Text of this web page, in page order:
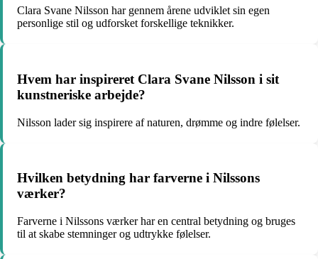
Clara Svane Nilsson har gennem årene udviklet sin egen
personlige stil og udforsket forskellige teknikker.
Hvem har inspireret Clara Svane Nilsson i sit
kunstneriske arbejde?
Nilsson lader sig inspirere af naturen, drømme og indre følelser.
Hvilken betydning har farverne i Nilssons
værker?
Farverne i Nilssons værker har en central betydning og bruges
til at skabe stemninger og udtrykke følelser.